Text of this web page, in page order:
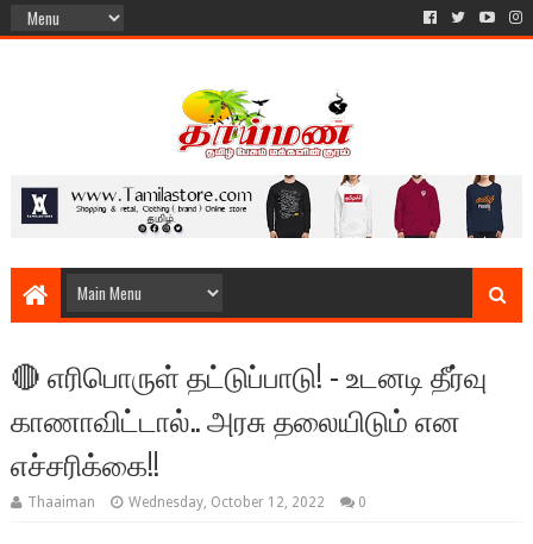
🔴 எரிபொருள் தட்டுப்பாடு! - உடனடி தீர்வு
காணாவிட்டால்.. அரசு தலையிடும் என
எச்சரிக்கை!!
Thaaiman Wednesday, October 12, 2022 0